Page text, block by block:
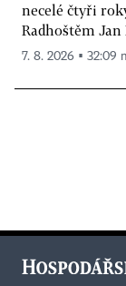
necelé čtyři
Radhoštěm Jan
7. 8. 2026 ▪ 32:09